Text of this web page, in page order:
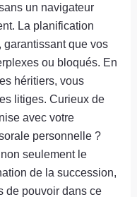
un navigateur
La planification
garantissant que vos
ou bloqués. En
héritiers, vous
litiges. Curieux de
avec votre
personnelle ?
seulement le
de la succession,
de pouvoir dans ce